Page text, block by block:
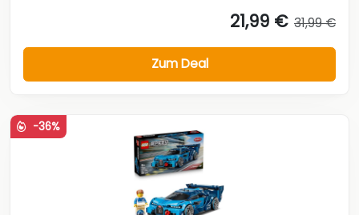
21,99 € 31,99 €
Zum Deal
-36%